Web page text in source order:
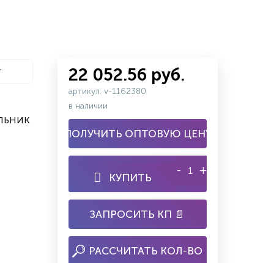
22 052.56 руб.
артикул: v-1162380
в наличии
ПОЛУЧИТЬ ОПТОВУЮ ЦЕНУ
КУПИТЬ
- +
ЗАПРОСИТЬ КП 📄
РАССЧИТАТЬ КОЛ-ВО